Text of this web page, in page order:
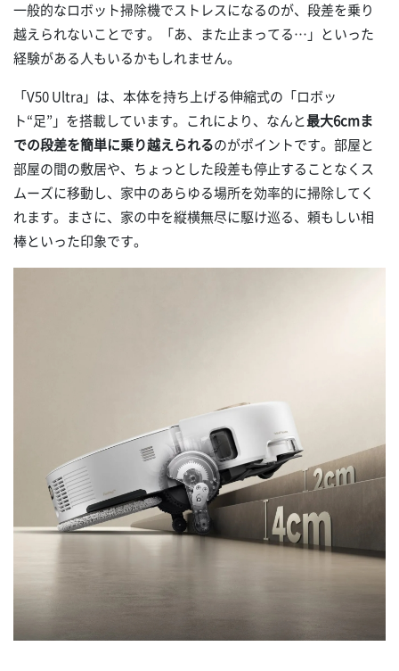
一般的なロボット掃除機でストレスになるのが、段差を乗り
越えられないことです。「あ、また止まってる…」といった
経験がある人もいるかもしれません。
「V50 Ultra」は、本体を持ち上げる伸縮式の「ロボッ
ト“足”」を搭載しています。これにより、なんと最大6cmま
での段差を簡単に乗り越えられるのがポイントです。部屋と
部屋の間の敷居や、ちょっとした段差も停止することなくス
ムーズに移動し、家中のあらゆる場所を効率的に掃除してく
れます。まさに、家の中を縦横無尽に駆け巡る、頼もしい相
棒といった印象です。